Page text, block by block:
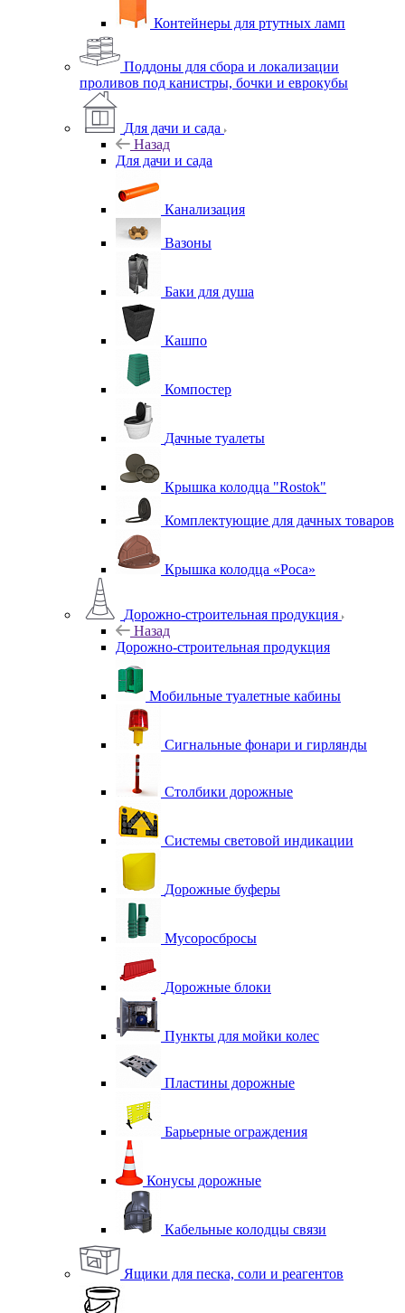
Контейнеры для ртутных ламп
Поддоны для сбора и локализации
проливов под канистры, бочки и еврокубы
Для дачи и сада
Назад
Для дачи и сада
Канализация
Вазоны
Баки для душа
Кашпо
Компостер
Дачные туалеты
Крышка колодца "Rostok"
Комплектующие для дачных товаров
Крышка колодца «Роса»
Дорожно-строительная продукция
Назад
Дорожно-строительная продукция
Мобильные туалетные кабины
Сигнальные фонари и гирлянды
Столбики дорожные
Системы световой индикации
Дорожные буферы
Мусоросбросы
Дорожные блоки
Пункты для мойки колес
Пластины дорожные
Барьерные ограждения
Конусы дорожные
Кабельные колодцы связи
Ящики для песка, соли и реагентов